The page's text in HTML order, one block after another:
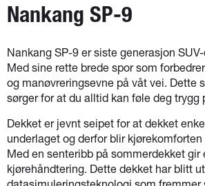
Nankang SP-9
Nankang SP-9 er siste generasjon
Med sine rette brede spor som
og manøvreringsevne på våt vei. Dette
sørger for at du alltid kan føle deg trygg
Dekket er jevnt seipet for at dekket
underlaget og derfor blir kjørekomforten
Med en senteribb på sommerdekket gir
kjørehåndtering. Dette dekket har blitt
datasimuleringsteknologi som fremmer